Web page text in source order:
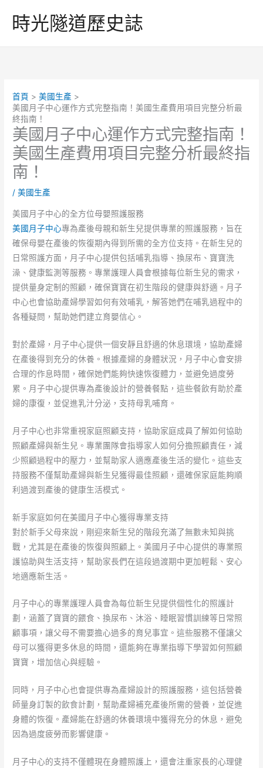
時光隧道歷史誌
首頁
美國生產
美國月子中心運作方式完整指南！美國生產費用項目完整分析最
終指南！
美國月子中心運作方式完整指南！
美國生產費用項目完整分析最終指
南！
/美國生產
美國月子中心的全方位母嬰照護服務
美國月子中心專為產後母親和新生兒提供專業的照護服務，旨在
確保母嬰在產後的恢復期內得到所需的全方位支持。在新生兒的
日常照護方面，月子中心提供包括哺乳指導、換尿布、寶寶洗
澡、健康監測等服務。專業護理人員會根據每位新生兒的需求，
提供量身定制的照顧，確保寶寶在初生階段的健康與舒適。月子
中心也會協助產婦學習如何有效哺乳，解答她們在哺乳過程中的
各種疑問，幫助她們建立育嬰信心。
對於產婦，月子中心提供一個安靜且舒適的休息環境，協助產婦
在產後得到充分的休養。根據產婦的身體狀況，月子中心會安排
合理的作息時間，確保她們能夠快速恢復體力，並避免過度勞
累。月子中心提供專為產後設計的營養餐點，這些餐飲有助於產
婦的康復，並促進乳汁分泌，支持母乳哺育。
月子中心也非常重視家庭照顧支持，協助家庭成員了解如何協助
照顧產婦與新生兒。專業團隊會指導家人如何分擔照顧責任，減
少照顧過程中的壓力，並幫助家人適應產後生活的變化。這些支
持服務不僅幫助產婦與新生兒獲得最佳照顧，還確保家庭能夠順
利過渡到產後的健康生活模式。
新手家庭如何在美國月子中心獲得專業支持
對於新手父母來說，剛迎來新生兒的階段充滿了無數未知與挑
戰，尤其是在產後的恢復與照顧上。美國月子中心提供的專業照
護協助與生活支持，幫助家長們在這段過渡期中更加輕鬆、安心
地適應新生活。
月子中心的專業護理人員會為每位新生兒提供個性化的照護計
劃，涵蓋了寶寶的餵食、換尿布、沐浴、睡眠習慣訓練等日常照
顧事項，讓父母不需要擔心過多的育兒事宜。這些服務不僅讓父
母可以獲得更多休息的時間，還能夠在專業指導下學習如何照顧
寶寶，增加信心與經驗。
同時，月子中心也會提供專為產婦設計的照護服務，這包括營養
師量身訂製的飲食計劃，幫助產婦補充產後所需的營養，並促進
身體的恢復。產婦能在舒適的休養環境中獲得充分的休息，避免
因為過度疲勞而影響健康。
月子中心的支持不僅體現在身體照護上，還會注重家長的心理健